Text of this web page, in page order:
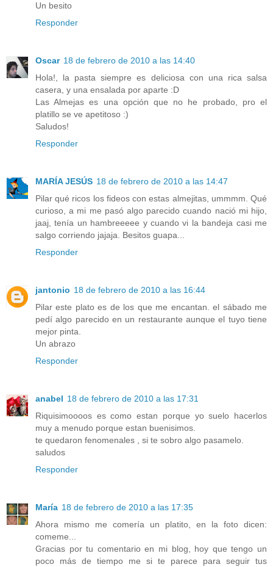
Un besito
Responder
Oscar 18 de febrero de 2010 a las 14:40
Hola!, la pasta siempre es deliciosa con una rica salsa
casera, y una ensalada por aparte :D
Las Almejas es una opción que no he probado, pro el
platillo se ve apetitoso :)
Saludos!
Responder
MARÍA JESÚS 18 de febrero de 2010 a las 14:47
Pilar qué ricos los fideos con estas almejitas, ummmm. Qué
curioso, a mi me pasó algo parecido cuando nació mi hijo,
jaaj, tenía un hambreeeee y cuando vi la bandeja casi me
salgo corriendo jajaja. Besitos guapa...
Responder
jantonio 18 de febrero de 2010 a las 16:44
Pilar este plato es de los que me encantan. el sábado me
pedí algo parecido en un restaurante aunque el tuyo tiene
mejor pinta.
Un abrazo
Responder
anabel 18 de febrero de 2010 a las 17:31
Riquisimoooos es como estan porque yo suelo hacerlos
muy a menudo porque estan buenisimos.
te quedaron fenomenales , si te sobro algo pasamelo.
saludos
Responder
María 18 de febrero de 2010 a las 17:35
Ahora mismo me comería un platito, en la foto dicen:
comeme...
Gracias por tu comentario en mi blog, hoy que tengo un
poco más de tiempo me si te parece para seguir tus